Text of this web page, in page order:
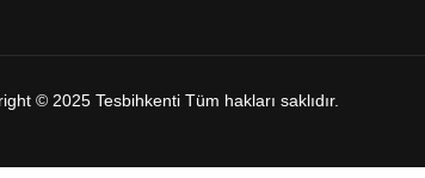
© 2025 Tesbihkenti Tüm hakları saklıdır.